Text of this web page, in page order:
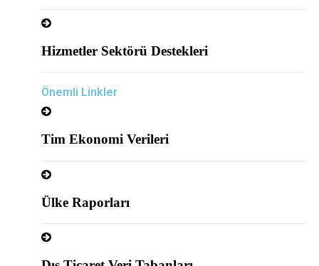
Hizmetler Sektörü Destekleri
Önemli Linkler
Tim Ekonomi Verileri
Ülke Raporları